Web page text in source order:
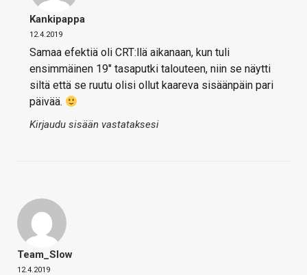
Kankipappa
12.4.2019
Samaa efektiä oli CRT:llä aikanaan, kun tuli
ensimmäinen 19″ tasaputki talouteen, niin se näytti
siltä että se ruutu olisi ollut kaareva sisäänpäin pari
päivää.
Kirjaudu sisään vastataksesi
Team_Slow
12.4.2019